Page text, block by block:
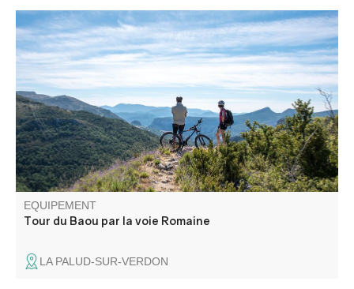
Présentant plusieurs parties communes avec la
TransVerdon, ce circuit magnifique chemine autour de la
vallée préservée du Baou.
EQUIPEMENT
Tour du Baou par la voie Romaine
LA PALUD-SUR-VERDON